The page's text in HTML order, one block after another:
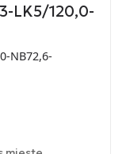
LK5/120,0-
NB72,6-